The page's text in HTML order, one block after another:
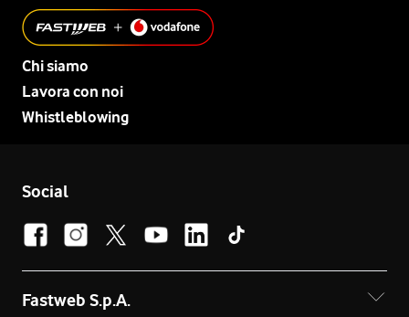
Chi siamo
Lavora con noi
Whistleblowing
Social
Fastweb S.p.A.